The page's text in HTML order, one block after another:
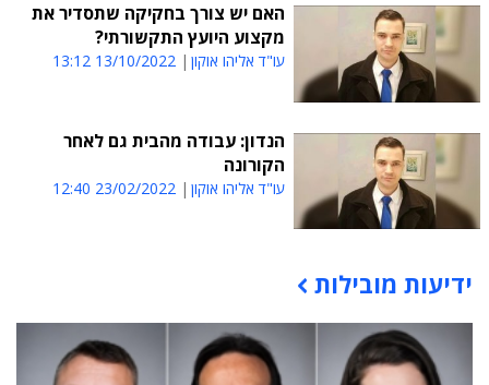
האם יש צורך בחקיקה שתסדיר את
מקצוע היועץ התקשורתי?
עו"ד אליהו אוקון 13/10/2022 13:12
הנדון: עבודה מהבית גם לאחר
הקורונה
עו"ד אליהו אוקון 23/02/2022 12:40
תוכן פרסומי
ידיעות מובילות